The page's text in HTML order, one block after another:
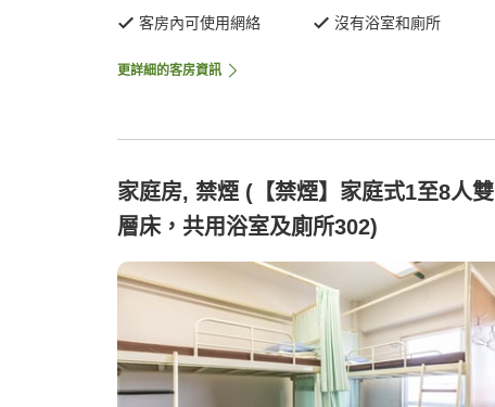
客房內可使用網絡 沒有浴室和廁所
更詳細的客房資訊
家庭房, 禁煙 (【禁煙】家庭式1至8人雙
層床，共用浴室及廁所302)